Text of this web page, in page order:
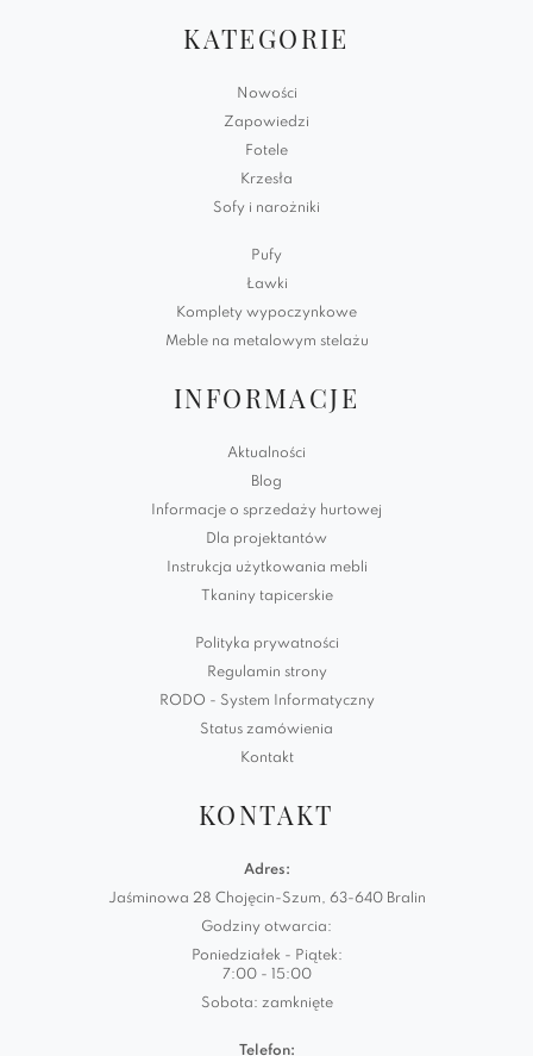
KATEGORIE
Nowości
Zapowiedzi
Fotele
Krzesła
Sofy i narożniki
Pufy
Ławki
Komplety wypoczynkowe
Meble na metalowym stelażu
INFORMACJE
Aktualności
Blog
Informacje o sprzedaży hurtowej
Dla projektantów
Instrukcja użytkowania mebli
Tkaniny tapicerskie
Polityka prywatności
Regulamin strony
RODO - System Informatyczny
Status zamówienia
Kontakt
KONTAKT
Adres:
Jaśminowa 28 Chojęcin-Szum, 63-640 Bralin
Godziny otwarcia:
Poniedziałek - Piątek:
7:00 - 15:00
Sobota: zamknięte
Telefon: